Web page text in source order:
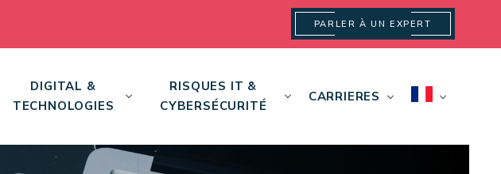
PARLER À UN EXPERT
DIGITAL &
TECHNOLOGIES
RISQUES IT &
CYBERSÉCURITÉ
CARRIERES